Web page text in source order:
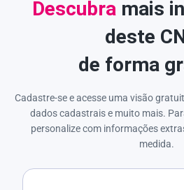
Descubramais
deste
de forma
Cadastre-se e acesse uma visão
dados cadastrais e muito mais.
personalize com informações
medida.